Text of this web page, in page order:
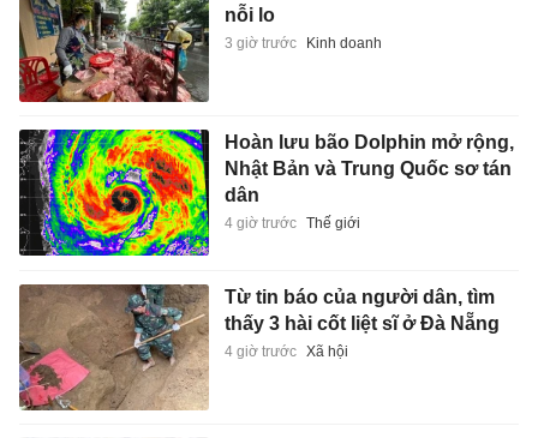
nỗi lo
3 giờ trước Kinh doanh
Hoàn lưu bão Dolphin mở rộng,
Nhật Bản và Trung Quốc sơ tán
dân
4 giờ trước Thế giới
Từ tin báo của người dân, tìm
thấy 3 hài cốt liệt sĩ ở Đà Nẵng
4 giờ trước Xã hội